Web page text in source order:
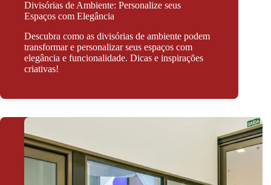
Divisórias de Ambiente: Personalize seus
Espaços com Elegância
Descubra como as divisórias de ambiente podem
transformar e personalizar seus espaços com
elegância e funcionalidade. Dicas e inspirações
criativas!